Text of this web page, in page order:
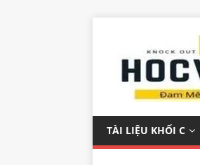
TÀI LIỆU KHỐI C